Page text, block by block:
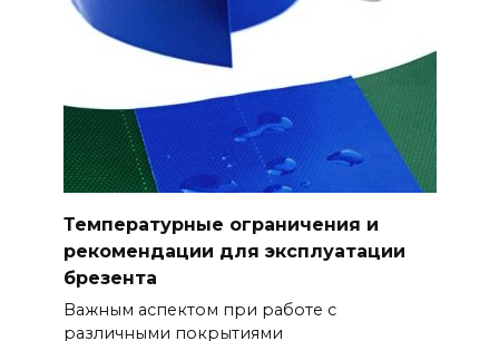
Температурные ограничения и
рекомендации для эксплуатации
брезента
Важным аспектом при работе с
различными покрытиями